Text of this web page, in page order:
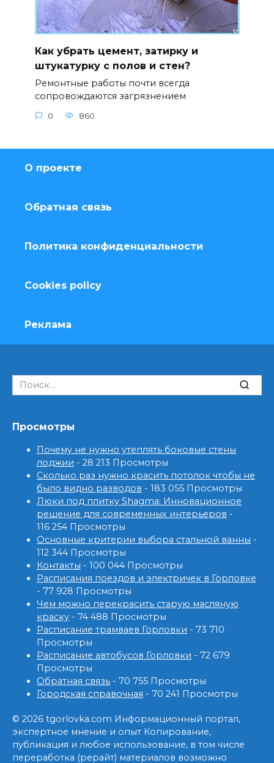
Как убрать цемент, затирку и
штукатурку с полов и стен?
Ремонтные работы почти всегда
сопровождаются загрязнением
0 860
О проекте
Обратная связь
Политика конфиденциальности
Cookies policy
Реклама
Search
for:
Просмотры
Почему не нужно утеплять боковые стены
лоджии - 28 213 Просмотры
Сколько раз нужно красить потолок чтобы не
было видно разводов - 183 055 Просмотры
Люки под плитку Shagma: Инновационное
решение для современных интерьеров -
116 254 Просмотры
Основные критерии выбора стальной ванны -
112 344 Просмотры
Контакты - 100 044 Просмотры
Расписания поездов и электричек в Горловке
- 77 928 Просмотры
Чем можно перекрасить старую масляную
краску - 74 488 Просмотры
Расписание трамваев Горловки - 73 710
Просмотры
Расписание автобусов Горловки - 72 679
Просмотры
Обратная связь - 70 755 Просмотры
Городская справочная - 70 241 Просмотры
© 2026 tgorlovka.com Информационный портал,
экспертное мнение и опыт Копирование,
публикация и любое использование, в том числе
переработка (рерайт) материалов возможно